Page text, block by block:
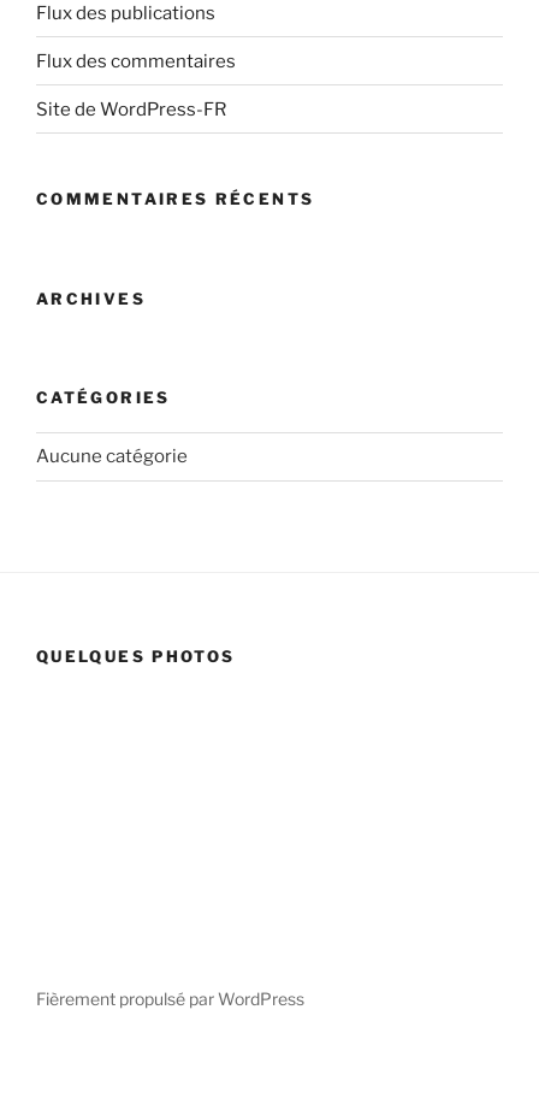
Flux des publications
Flux des commentaires
Site de WordPress-FR
COMMENTAIRES RÉCENTS
ARCHIVES
CATÉGORIES
Aucune catégorie
QUELQUES PHOTOS
Fièrement propulsé par WordPress